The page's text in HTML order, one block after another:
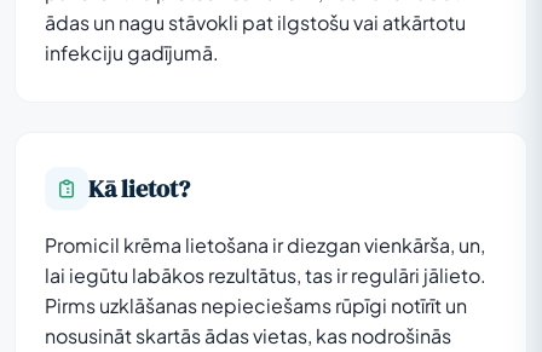
ādas un nagu stāvokli pat ilgstošu vai atkārtotu
infekciju gadījumā.
Kā lietot?
Promicil krēma lietošana ir diezgan vienkārša, un,
lai iegūtu labākos rezultātus, tas ir regulāri jālieto.
Pirms uzklāšanas nepieciešams rūpīgi notīrīt un
nosusināt skartās ādas vietas, kas nodrošinās